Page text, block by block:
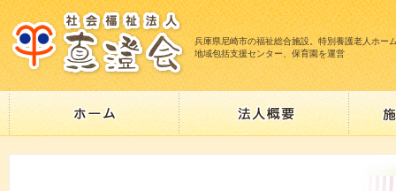
兵庫県尼崎市の福祉総合施設。特別養護老人ホー
地域包括支援センター、保育園を運営